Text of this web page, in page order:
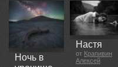
Ночь в
Настя
от Крапивин
Алексей